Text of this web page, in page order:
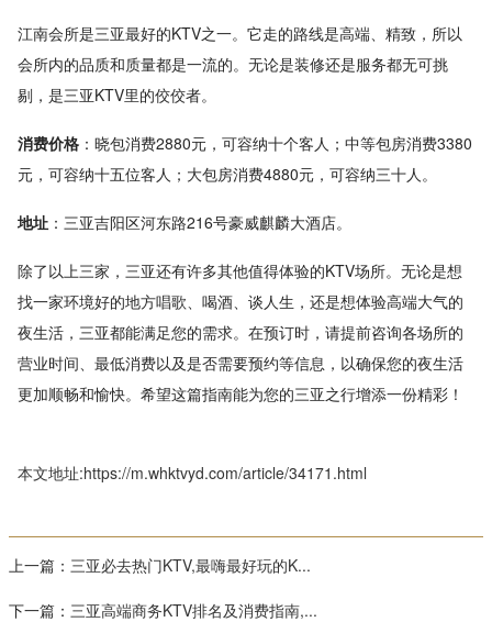
江南会所是三亚最好的KTV之一。它走的路线是高端、精致，所以
会所内的品质和质量都是一流的。无论是装修还是服务都无可挑
剔，是三亚KTV里的佼佼者。
消费价格 ：晓包消费2880元，可容纳十个客人；中等包房消费3380
元，可容纳十五位客人；大包房消费4880元，可容纳三十人。
地址 ：三亚吉阳区河东路216号豪威麒麟大酒店。
除了以上三家，三亚还有许多其他值得体验的KTV场所。无论是想
找一家环境好的地方唱歌、喝酒、谈人生，还是想体验高端大气的
夜生活，三亚都能满足您的需求。在预订时，请提前咨询各场所的
营业时间、最低消费以及是否需要预约等信息，以确保您的夜生活
更加顺畅和愉快。希望这篇指南能为您的三亚之行增添一份精彩！
本文地址:https://m.whktvyd.com/article/34171.html
上一篇： 三亚必去热门KTV,最嗨最好玩的K...
下一篇： 三亚高端商务KTV排名及消费指南,...